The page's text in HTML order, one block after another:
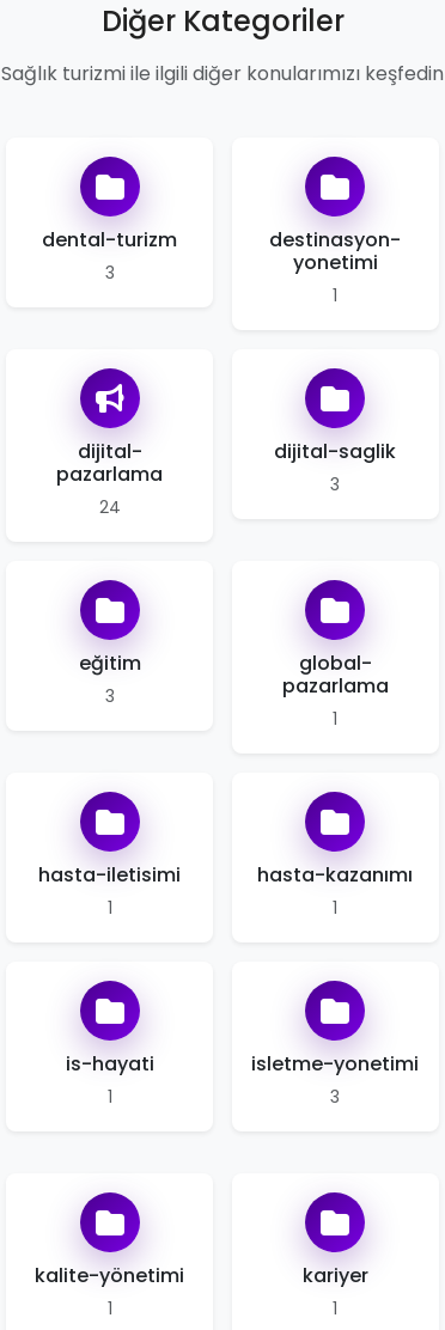
Diğer Kategoriler
Sağlık turizmi ile ilgili diğer konularımızı keşfedin
dental-turizm
3
destinasyon-
yonetimi
1
dijital-
pazarlama
24
dijital-saglik
3
eğitim
3
global-
pazarlama
1
hasta-iletisimi
1
hasta-kazanımı
1
is-hayati
1
isletme-yonetimi
3
kalite-yönetimi
1
kariyer
1